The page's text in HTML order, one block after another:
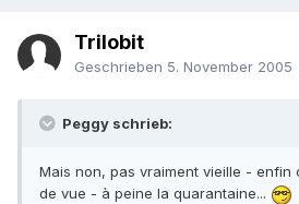
Trilobit
Geschrieben 5. November 2005
Peggy schrieb:
Mais non, pas vraiment vieille - enfin
de vue - à peine la quarantaine...